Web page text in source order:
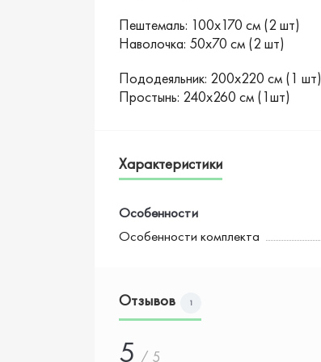
Пештемаль: 100х170 см (2 шт)
Наволочка: 50х70 см (2 шт)
Пододеяльник: 200х220 см (1 шт)
Простынь: 240х260 см (1шт)
Характеристики
Особенности
Особенности комплекта
Отзывов 1
5 / 5